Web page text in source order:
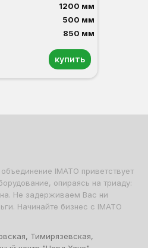
1200 мм
500 мм
850 мм
купить
IMATO приветствует
опираясь на триаду:
Не задерживаем Вас ни
Начинайте бизнес с IMATO
Тимирязевская,